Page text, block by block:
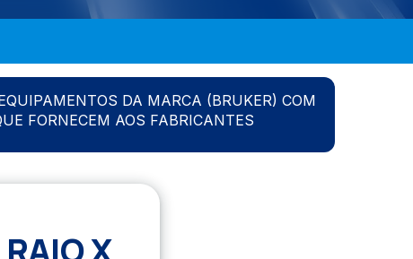
DA MARCA (BRUKER) COM
FORNECEM AOS FABRICANTES